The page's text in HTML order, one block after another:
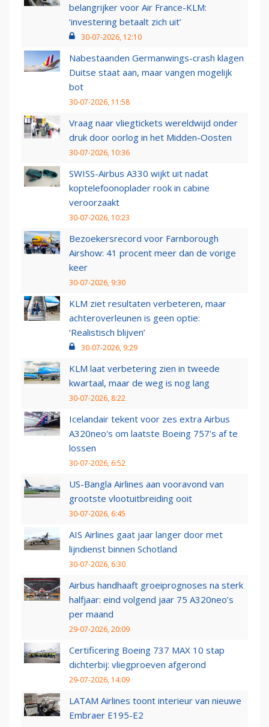
belangrijker voor Air France-KLM:
‘investering betaalt zich uit’
30-07-2026, 12:10
Nabestaanden Germanwings-crash klagen
Duitse staat aan, maar vangen mogelijk
bot
30-07-2026, 11:58
Vraag naar vliegtickets wereldwijd onder
druk door oorlog in het Midden-Oosten
30-07-2026, 10:36
SWISS-Airbus A330 wijkt uit nadat
koptelefoonoplader rook in cabine
veroorzaakt
30-07-2026, 10:23
Bezoekersrecord voor Farnborough
Airshow: 41 procent meer dan de vorige
keer
30-07-2026, 9:30
KLM ziet resultaten verbeteren, maar
achteroverleunen is geen optie:
‘Realistisch blijven’
30-07-2026, 9:29
KLM laat verbetering zien in tweede
kwartaal, maar de weg is nog lang
30-07-2026, 8:22
Icelandair tekent voor zes extra Airbus
A320neo's om laatste Boeing 757's af te
lossen
30-07-2026, 6:52
US-Bangla Airlines aan vooravond van
grootste vlootuitbreiding ooit
30-07-2026, 6:45
AIS Airlines gaat jaar langer door met
lijndienst binnen Schotland
30-07-2026, 6:30
Airbus handhaaft groeiprognoses na sterk
halfjaar: eind volgend jaar 75 A320neo’s
per maand
29-07-2026, 20:09
Certificering Boeing 737 MAX 10 stap
dichterbij: vliegproeven afgerond
29-07-2026, 14:09
LATAM Airlines toont interieur van nieuwe
Embraer E195-E2